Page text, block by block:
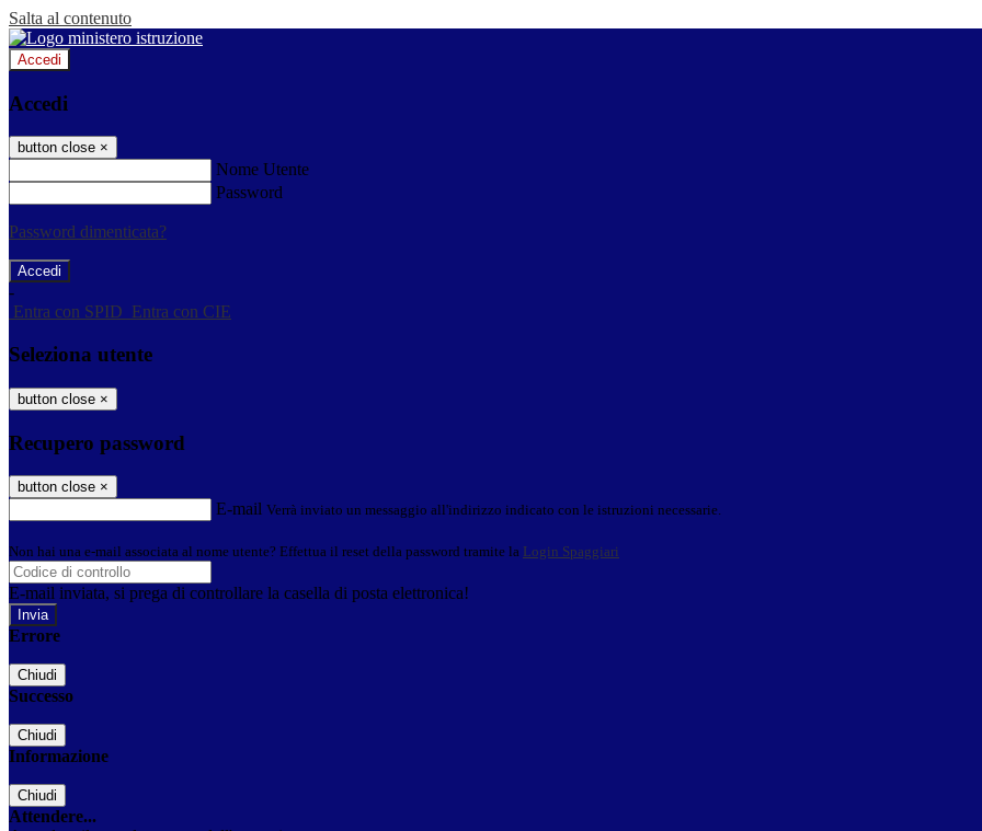
Salta al contenuto
Accedi
Accedi
button close ×
Nome Utente
Password
Password dimenticata?
-
Entra con SPID Entra con CIE
Seleziona utente
button close ×
Recupero password
button close ×
E-mail Verrà inviato un messaggio all'indirizzo indicato con le istruzioni necessarie.
Non hai una e-mail associata al nome utente? Effettua il reset della password tramite la Login Spaggiari
E-mail inviata, si prega di controllare la casella di posta elettronica!
Errore
Chiudi
Successo
Chiudi
Informazione
Chiudi
Attendere...